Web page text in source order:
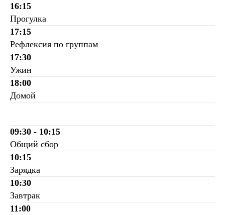
16:15
Прогулка
17:15
Рефлексия по группам
17:30
Ужин
18:00
Домой
09:30 - 10:15
Общий сбор
10:15
Зарядка
10:30
Завтрак
11:00